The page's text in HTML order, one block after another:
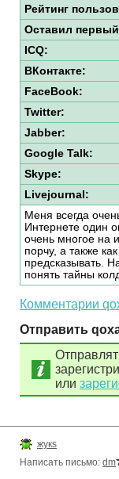
Рейтинг
Оставил
ICQ:
ВКонтакте:
FaceBook:
Twitter:
Jabber:
Google Talk:
Skype:
Livejournal:
Меня всегда
Интернете один
очень многое на
порчу, а также
предсказывать.
понять тайны
Комментарии
Отправить
или
жукs
Написать письмо: dm